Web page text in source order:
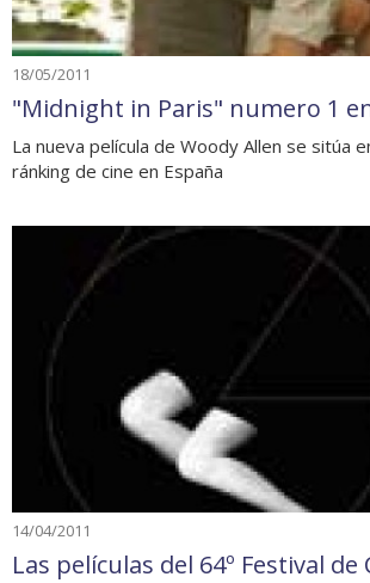
18/05/2011
"Midnight in Paris" numero 1
La nueva película de Woody Allen se sitúa
ránking de cine en España
14/04/2011
Las películas del 64º Festival de